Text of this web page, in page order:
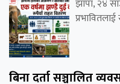
झापा, २४
बिना दर्ता सञ्चालित